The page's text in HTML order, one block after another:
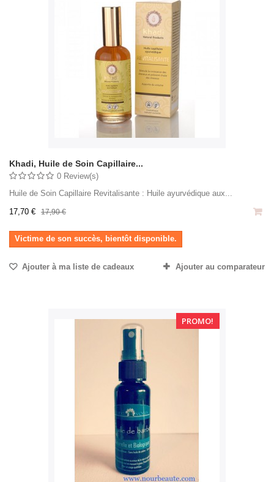
Khadi, Huile de Soin Capillaire...
0 Review(s)
Huile de Soin Capillaire Revitalisante : Huile ayurvédique aux...
17,70 €
17,90 €
Victime de son succès, bientôt disponible.
Ajouter à ma liste de cadeaux Ajouter au comparateur
PROMO!